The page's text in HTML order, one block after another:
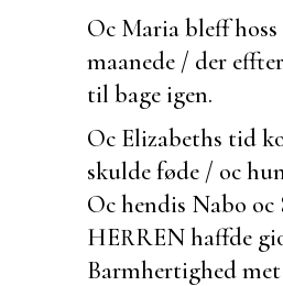
Oc Maria bleff
maanede / der effter
til bage igen.
Oc Elizabeths tid
skulde føde / oc
Oc hendis Nabo
HERREN haffde
Barmhertighed